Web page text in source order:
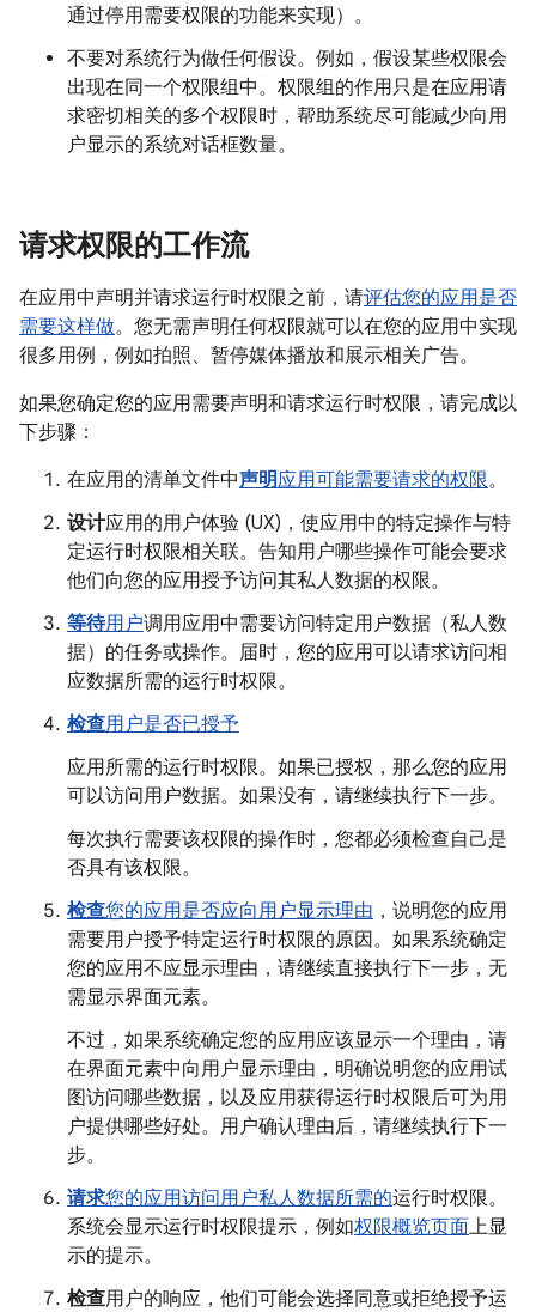
通过停用需要权限的功能来实现）。
不要对系统行为做任何假设。例如，假设某些权限会
出现在同一个权限组中。 权限组的作用只是在应用请
求密切相关的多个权限时，帮助系统尽可能减少向用
户显示的系统对话框数量。
请求权限的工作流
在应用中声明并请求运行时权限之前，请评估您的应用是否
需要这样做。您无需声明任何权限就可以在您的应用中实现
很多用例，例如拍照、暂停媒体播放和展示相关广告。
如果您确定您的应用需要声明和请求运行时权限，请完成以
下步骤：
在应用的清单文件中声明应用可能需要请求的权限。
设计应用的用户体验 (UX)，使应用中的特定操作与特
定运行时权限相关联。告知用户哪些操作可能会要求
他们向您的应用授予访问其私人数据的权限。
等待用户调用应用中需要访问特定用户数据（私人数
据）的任务或操作。届时，您的应用可以请求访问相
应数据所需的运行时权限。
检查用户是否已授予
应用所需的运行时权限。如果已授权，那么您的应用
可以访问用户数据。如果没有，请继续执行下一步。
每次执行需要该权限的操作时，您都必须检查自己是
否具有该权限。
检查您的应用是否应向用户显示理由 ，说明您的应用
需要用户授予特定运行时权限的原因。如果系统确定
您的应用不应显示理由，请继续直接执行下一步，无
需显示界面元素。
不过，如果系统确定您的应用应该显示一个理由，请
在界面元素中向用户显示理由，明确说明您的应用试
图访问哪些数据，以及应用获得运行时权限后可为用
户提供哪些好处。用户确认理由后，请继续执行下一
步。
请求您的应用访问用户私人数据所需的运行时权限。
系统会显示运行时权限提示，例如权限概览页面上显
示的提示。
检查用户的响应，他们可能会选择同意或拒绝授予运